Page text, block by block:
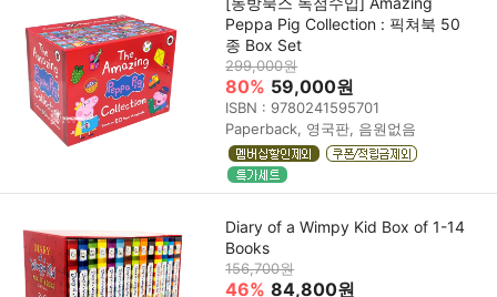
Peppa Pig Collection : 픽쳐북 50
종 Box Set
299,000원
80% 59,000원
ISBN : 9780241595701
Paperback, 영국판, 음원없음
Diary of a Wimpy Kid Box of 1-14
Books
156,700원
46% 84,800원